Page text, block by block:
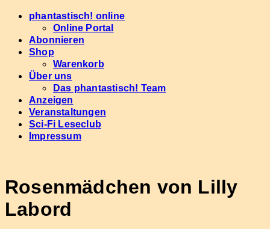
Skip
content
phantastisch! online
Online Portal
Abonnieren
Shop
Warenkorb
Über uns
Das phantastisch! Team
Anzeigen
Veranstaltungen
Sci-Fi Leseclub
Impressum
Rosenmädchen von Lilly
Labord